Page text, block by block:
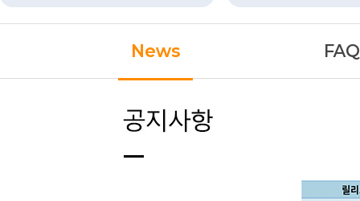
News FAQ